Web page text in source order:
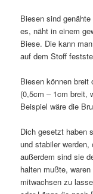
Biesen sind
es, näht in einem
Biese. Die kann
auf dem Stoff
Biesen können
(0,5cm – 1cm breit,
Beispiel wäre die
Dich gesetzt haben
und stabiler
außerdem sind sie
halten mußte,
mitwachsen zu